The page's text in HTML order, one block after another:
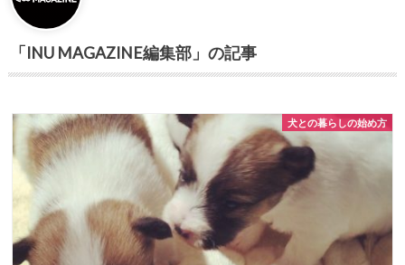
「INU MAGAZINE編集部」の記事
犬との暮らしの始め方